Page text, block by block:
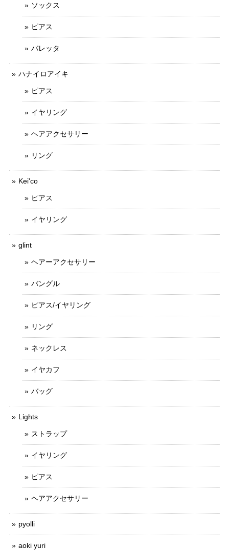
ソックス
ピアス
バレッタ
ハナイロアイキ
ピアス
イヤリング
ヘアアクセサリー
リング
Kei'co
ピアス
イヤリング
glint
ヘアーアクセサリー
バングル
ピアス/イヤリング
リング
ネックレス
イヤカフ
バッグ
Lights
ストラップ
イヤリング
ピアス
ヘアアクセサリー
pyolli
aoki yuri